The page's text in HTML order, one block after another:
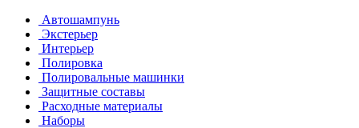
Автошампунь
Экстерьер
Интерьер
Полировка
Полировальные машинки
Защитные составы
Расходные материалы
Наборы